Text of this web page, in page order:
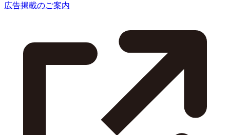
広告掲載のご案内